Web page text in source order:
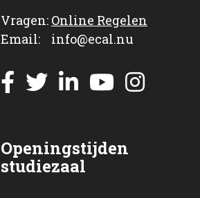
Vragen: Online Regelen
Email: info@ecal.nu
Openingstijden
studiezaal